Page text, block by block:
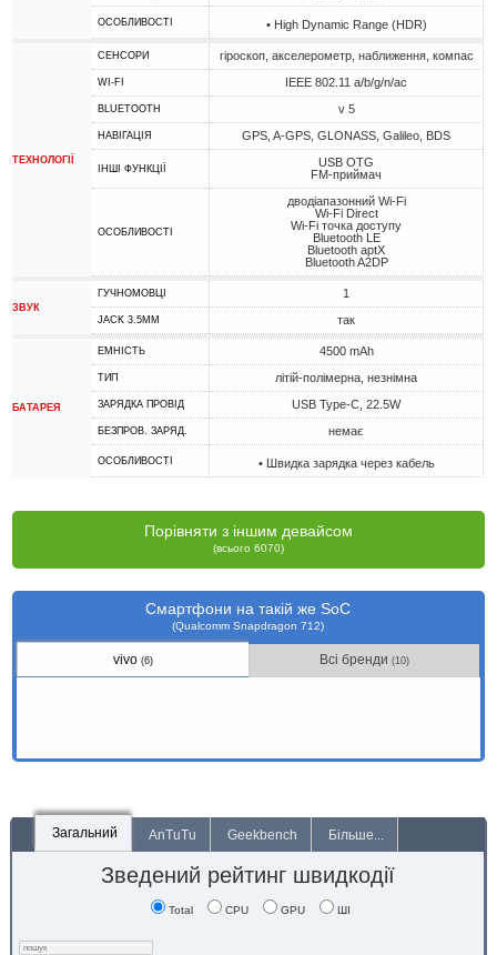
ОСОБЛИВОСТІ • High Dynamic Range (HDR)
ТЕХНОЛОГІЇ
СЕНСОРИ гіроскоп, акселерометр, наближення, компас
WI-FI IEEE 802.11 a/b/g/n/ac
BLUETOOTH v 5
НАВІГАЦІЯ GPS, A-GPS, GLONASS, Galileo, BDS
ІНШІ ФУНКЦІЇ
USB OTG
FM-приймач
ОСОБЛИВОСТІ
дводіапазонний Wi-Fi
Wi-Fi Direct
Wi-Fi точка доступу
Bluetooth LE
Bluetooth aptX
Bluetooth A2DP
ЗВУК
ГУЧНОМОВЦІ 1
JACK 3.5MM так
БАТАРЕЯ
ЕМНІСТЬ 4500 mAh
ТИП літій-полімерна, незнімна
ЗАРЯДКА ПРОВІД USB Type-C, 22.5W
БЕЗПРОВ. ЗАРЯД. немає
ОСОБЛИВОСТІ • Швидка зарядка через кабель
Порівняти з іншим девайсом
(всього 6070)
Смартфони на такій же SoC
(Qualcomm Snapdragon 712)
vivo(6) Всі бренди(10)
Загальний AnTuTu Geekbench Більше...
Зведений рейтинг швидкодії
Total CPU GPU ШІ